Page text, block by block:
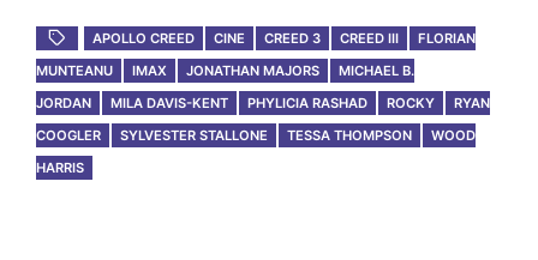
APOLLO CREED CINE CREED 3 CREED III
FLORIAN
MUNTEANU
IMAX JONATHAN MAJORS
MICHAEL B.
JORDAN
MILA DAVIS-KENT PHYLICIA RASHAD ROCKY
RYAN
COOGLER
SYLVESTER STALLONE TESSA THOMPSON
WOOD
HARRIS